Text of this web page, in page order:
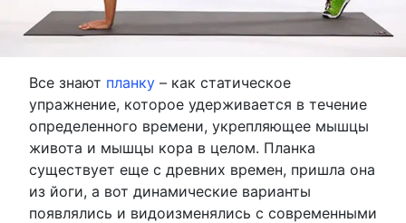
Все знают планку – как статическое
упражнение, которое удерживается в течение
определенного времени, укрепляющее мышцы
живота и мышцы кора в целом. Планка
существует еще с древних времен, пришла она
из йоги, а вот динамические варианты
появлялись и видоизменялись с современными